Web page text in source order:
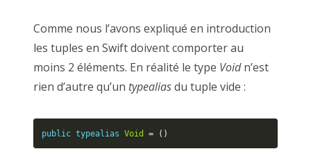
Comme nous l’avons expliqué en introduction
les tuples en Swift doivent comporter au
moins 2 éléments. En réalité le type Voidn’est
rien d’autre qu’un typealiasdu tuple vide :
public typealias Void = ( )